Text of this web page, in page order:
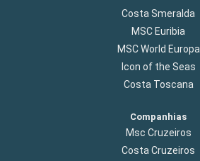
Costa Smeralda
MSC Euribia
MSC World Europa
Icon of the Seas
Costa Toscana
Companhias
Msc Cruzeiros
Costa Cruzeiros